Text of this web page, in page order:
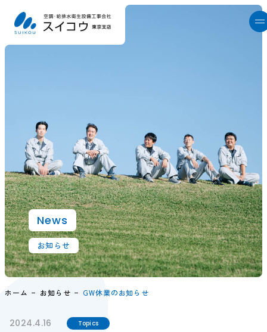
News
お知らせ
ホーム お知らせ GW休業のお知らせ
2024.4.16 Topics